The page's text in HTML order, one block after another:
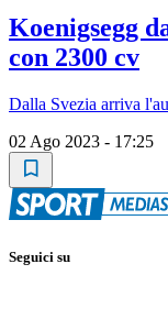
Koenigsegg
con 2300 cv
Dalla Svezia arriva
02 Ago 2023 - 17:25
Seguici su